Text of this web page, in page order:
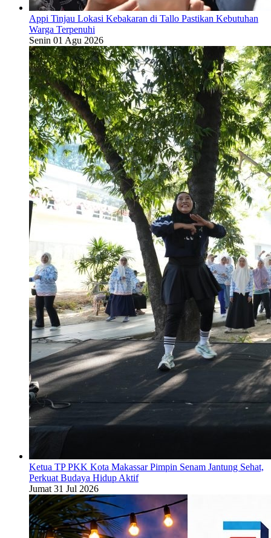
Appi Tinjau Lokasi Kebakaran di Tallo Pastikan Kebutuhan
Warga Terpenuhi
Senin 01 Agu 2026
Ketua TP PKK Kota Makassar Pimpin Senam Jantung Sehat,
Perkuat Budaya Hidup Aktif
Jumat 31 Jul 2026